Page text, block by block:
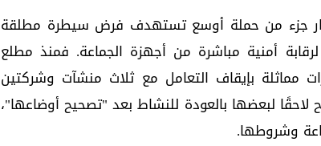
جزء من حملة أوسع تستهدف فرض سيطرة مطلقة
أمنية مباشرة من أجهزة الجماعة. فمنذ مطلع
مماثلة بإيقاف التعامل مع ثلاث منشآت وشركتين
لبعضها بالعودة للنشاط بعد "تصحيح أوضاعها"،
وشروطها.